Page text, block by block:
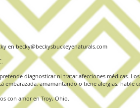
enbecky@beckysbuckeyenaturals.com
diagnosticar ni tratar afecciones médicas.
embarazada, amamantando o tiene alergias, hable
con amor en Troy, Ohio.